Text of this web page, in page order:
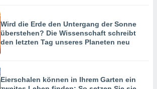
Wird die Erde den Untergang der Sonne
überstehen? Die Wissenschaft schreibt
den letzten Tag unseres Planeten neu
Eierschalen können in Ihrem Garten ein